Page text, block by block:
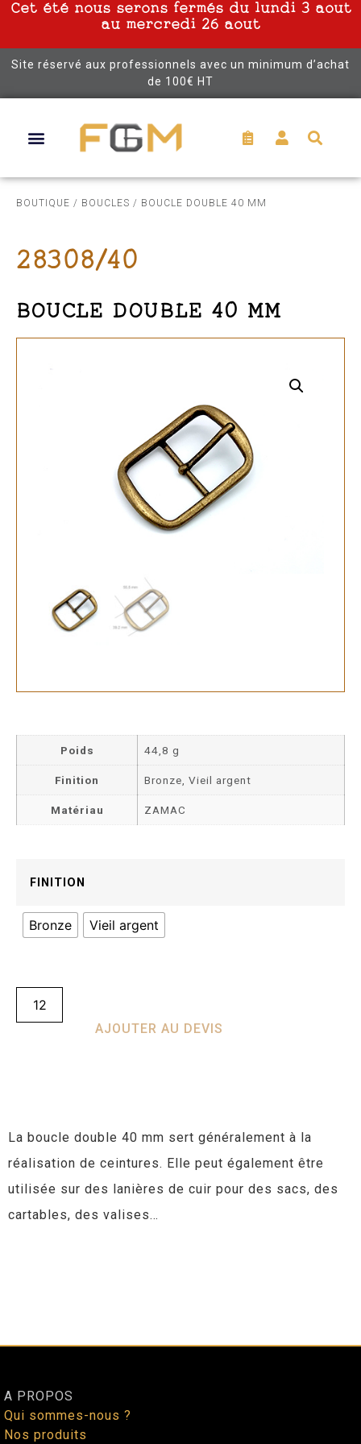
Cet été nous serons fermés du lundi 3 aout
au mercredi 26 aout
Site réservé aux professionnels avec un minimum d’achat
de 100€ HT
BOUTIQUE / BOUCLES / BOUCLE DOUBLE 40 MM
28308/40
BOUCLE DOUBLE 40 MM
Poids 44,8 g
Finition Bronze, Vieil argent
Matériau ZAMAC
FINITION
Bronze Vieil argent
AJOUTER AU DEVIS
La boucle double 40 mm sert généralement à la
réalisation de ceintures. Elle peut également être
utilisée sur des lanières de cuir pour des sacs, des
cartables, des valises…
A PROPOS
Qui sommes-nous ?
Nos produits